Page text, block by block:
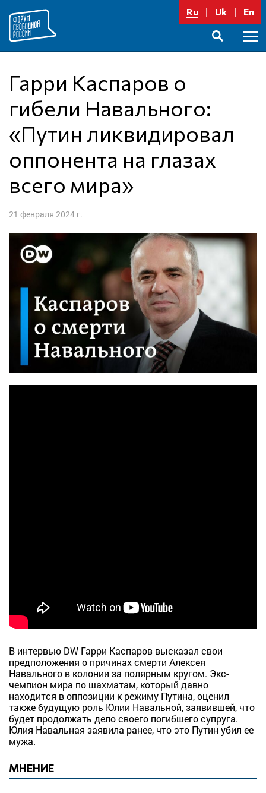
содержимому
Ru Uk En
Гарри Каспаров о
гибели Навального:
«Путин ликвидировал
оппонента на глазах
всего мира»
21 февраля 2024 г.
В интервью DW Гарри Каспаров высказал свои
предположения о причинах смерти Алексея
Навального в колонии за полярным кругом. Экс-
чемпион мира по шахматам, который давно
находится в оппозиции к режиму Путина, оценил
также будущую роль Юлии Навальной, заявившей, что
будет продолжать дело своего погибшего супруга.
Юлия Навальная заявила ранее, что это Путин убил ее
мужа.
МНЕНИЕ